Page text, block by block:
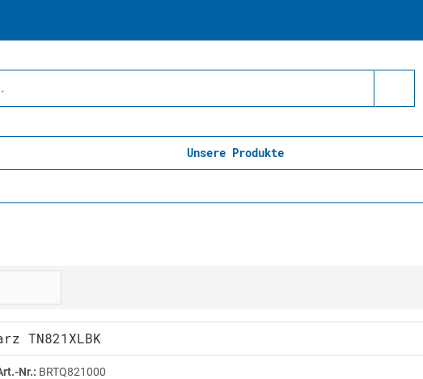
Unsere Produkte
TN821XLBK
Nr.: BRTQ821000